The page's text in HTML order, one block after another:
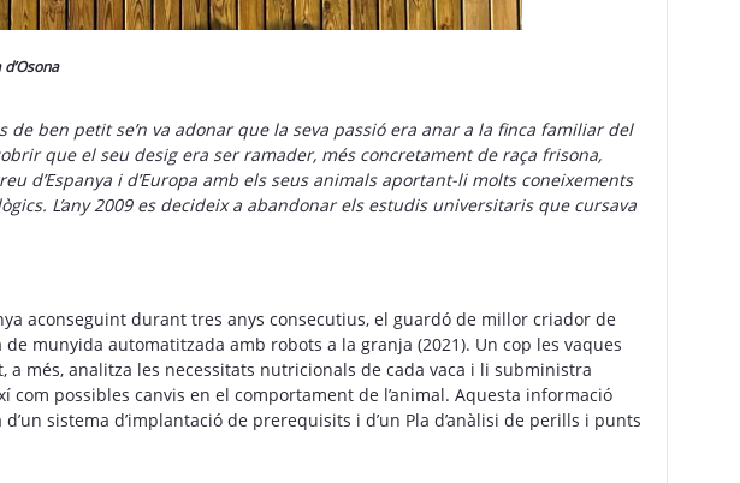
ben petit se’n va adonar que la seva passió era anar a la finca familiar del
que el seu desig era ser ramader, més concretament de raça frisona,
d’Espanya i d’Europa amb els seus animals aportant-li molts coneixements
L’any 2009 es decideix a abandonar els estudis universitaris que cursava
aconseguint durant tres anys consecutius, el guardó de millor criador de
munyida automatitzada amb robots a la granja (2021). Un cop les vaques
més, analitza les necessitats nutricionals de cada vaca i li subministra
possibles canvis en el comportament de l’animal. Aquesta informació
sistema d’implantació de prerequisits i d’un Pla d’anàlisi de perills i punts